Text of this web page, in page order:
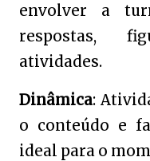
envolver a
respostas,
atividades.
Dinâmica:
o conteúdo e
ideal para o